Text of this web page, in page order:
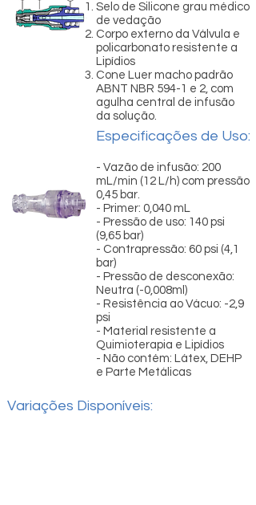
Selo de Silicone grau médico
de vedação
Corpo externo da Válvula e
policarbonato resistente a
Lipídios
Cone Luer macho padrão
ABNT NBR 594-1 e 2, com
agulha central de infusão
da solução.
Especificações de Uso:
- Vazão de infusão: 200
mL/min (12 L/h) com pressão
0,45 bar.
- Primer: 0,040 mL
- Pressão de uso: 140 psi
(9,65 bar)
- Contrapressão: 60 psi (4,1
bar)
- Pressão de desconexão:
Neutra (-0,008ml)
- Resistência ao Vácuo: -2,9
psi
- Material resistente a
Quimioterapia e Lipídios
- Não contém: Látex, DEHP
e Parte Metálicas
Variações Disponíveis: